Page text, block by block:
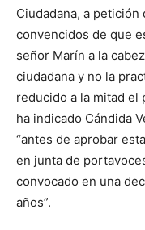
Ciudadana, a petición
convencidos de que
señor Marín a la
ciudadana y no la
reducido a la mitad el
ha indicado Cándida
“antes de aprobar
en junta de
convocado en una
años”.